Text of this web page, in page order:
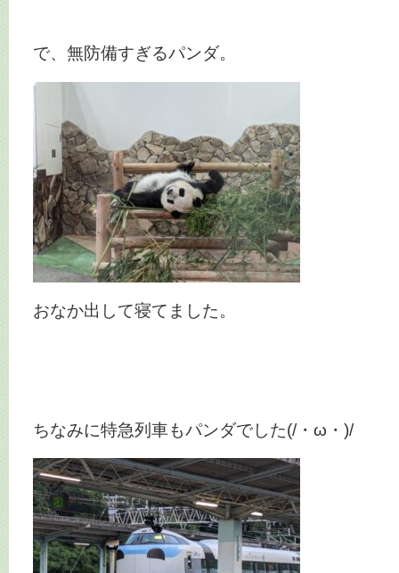
で、無防備すぎるパンダ。
おなか出して寝てました。
ちなみに特急列車もパンダでした(/・ω・)/